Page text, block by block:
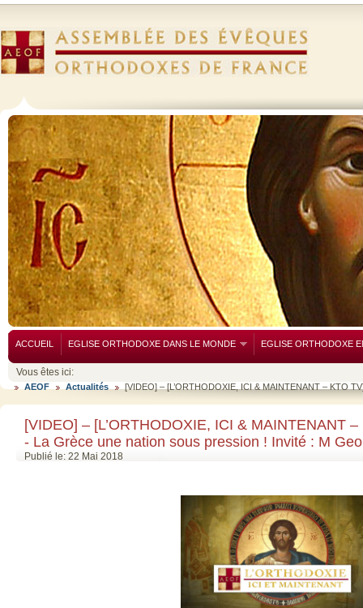
ACCUEIL EGLISE ORTHODOXE DANS LE MONDE EGLISE ORTHODOXE
Vous êtes ici:
AEOF Actualités [VIDEO] – [L’ORTHODOXIE, ICI & MAINTENANT – KTO
[VIDEO] – [L’ORTHODOXIE, ICI & MAINTENANT
- La Grèce une nation sous pression ! Invité : M
Publié le: 22 Mai 2018